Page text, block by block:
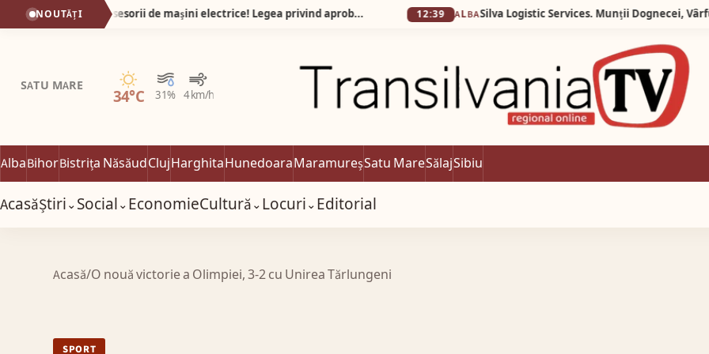
NOUTĂȚI O veste foarte bună pentru posesorii de mașini electrice! Legea privind aprobarea Ordonanței de Urgență nr. 4/2026 a fost promulgată de președintele României și publicată în Monitorul Oficial. 12:39 ALBA
SATU MARE
34°C 31% 4 km/h
Senin
AlbaBihorBistrița NăsăudClujHarghitaHunedoaraMaramureșSatu MareSălajSibiu
AcasăȘtiri⌄Social⌄EconomieCultură⌄Locuri⌄Editorial
Acasă/O nouă victorie a Olimpiei, 3-2 cu Unirea Tărlungeni
SPORT